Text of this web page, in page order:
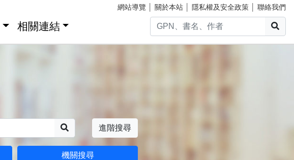
網站導覽 關於本站 隱私權及安全政策 聯絡我們
相關連結
進階搜尋
機關搜尋